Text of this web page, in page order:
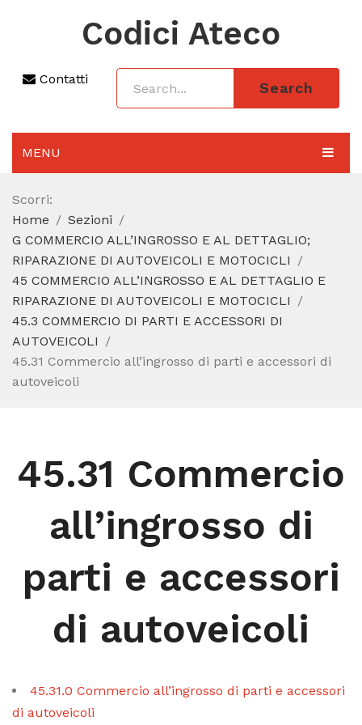
Codici Ateco
Contatti
Search
MENU
AGGIORNAMENTO 2025
SEZIONI
CODICE ATECO A COSA SERVE
CODICE FISCALE
Scorri:
Home
Sezioni
G COMMERCIO ALL’INGROSSO E AL DETTAGLIO;
RIPARAZIONE DI AUTOVEICOLI E MOTOCICLI
45 COMMERCIO ALL’INGROSSO E AL DETTAGLIO E
RIPARAZIONE DI AUTOVEICOLI E MOTOCICLI
45.3 COMMERCIO DI PARTI E ACCESSORI DI
AUTOVEICOLI
45.31 Commercio all’ingrosso di parti e accessori di
autoveicoli
45.31 Commercio
all’ingrosso di
parti e accessori
di autoveicoli
45.31.0 Commercio all’ingrosso di parti e accessori
di autoveicoli